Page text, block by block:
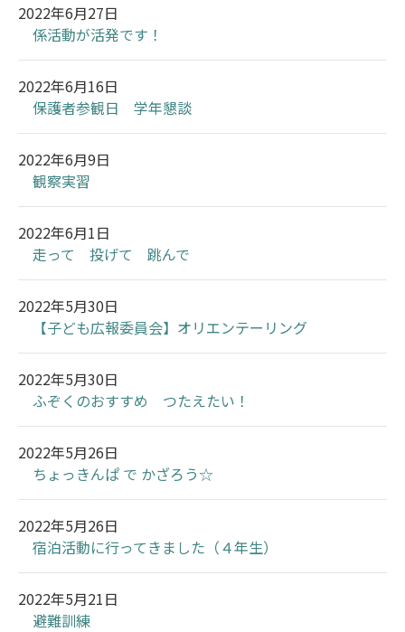
2022年6月27日
係活動が活発です！
2022年6月16日
保護者参観日 学年懇談
2022年6月9日
観察実習
2022年6月1日
走って 投げて 跳んで
2022年5月30日
【子ども広報委員会】オリエンテーリング
2022年5月30日
ふぞくのおすすめ つたえたい！
2022年5月26日
ちょっきんぱ で かざろう☆
2022年5月26日
宿泊活動に行ってきました（４年生）
2022年5月21日
避難訓練